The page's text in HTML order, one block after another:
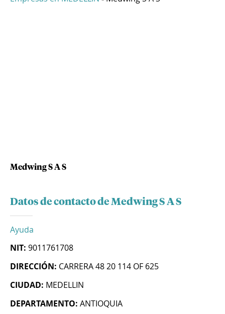
Medwing S A S
Datos de contacto de Medwing S A S
Ayuda
NIT: 9011761708
DIRECCIÓN: CARRERA 48 20 114 OF 625
CIUDAD: MEDELLIN
DEPARTAMENTO: ANTIOQUIA